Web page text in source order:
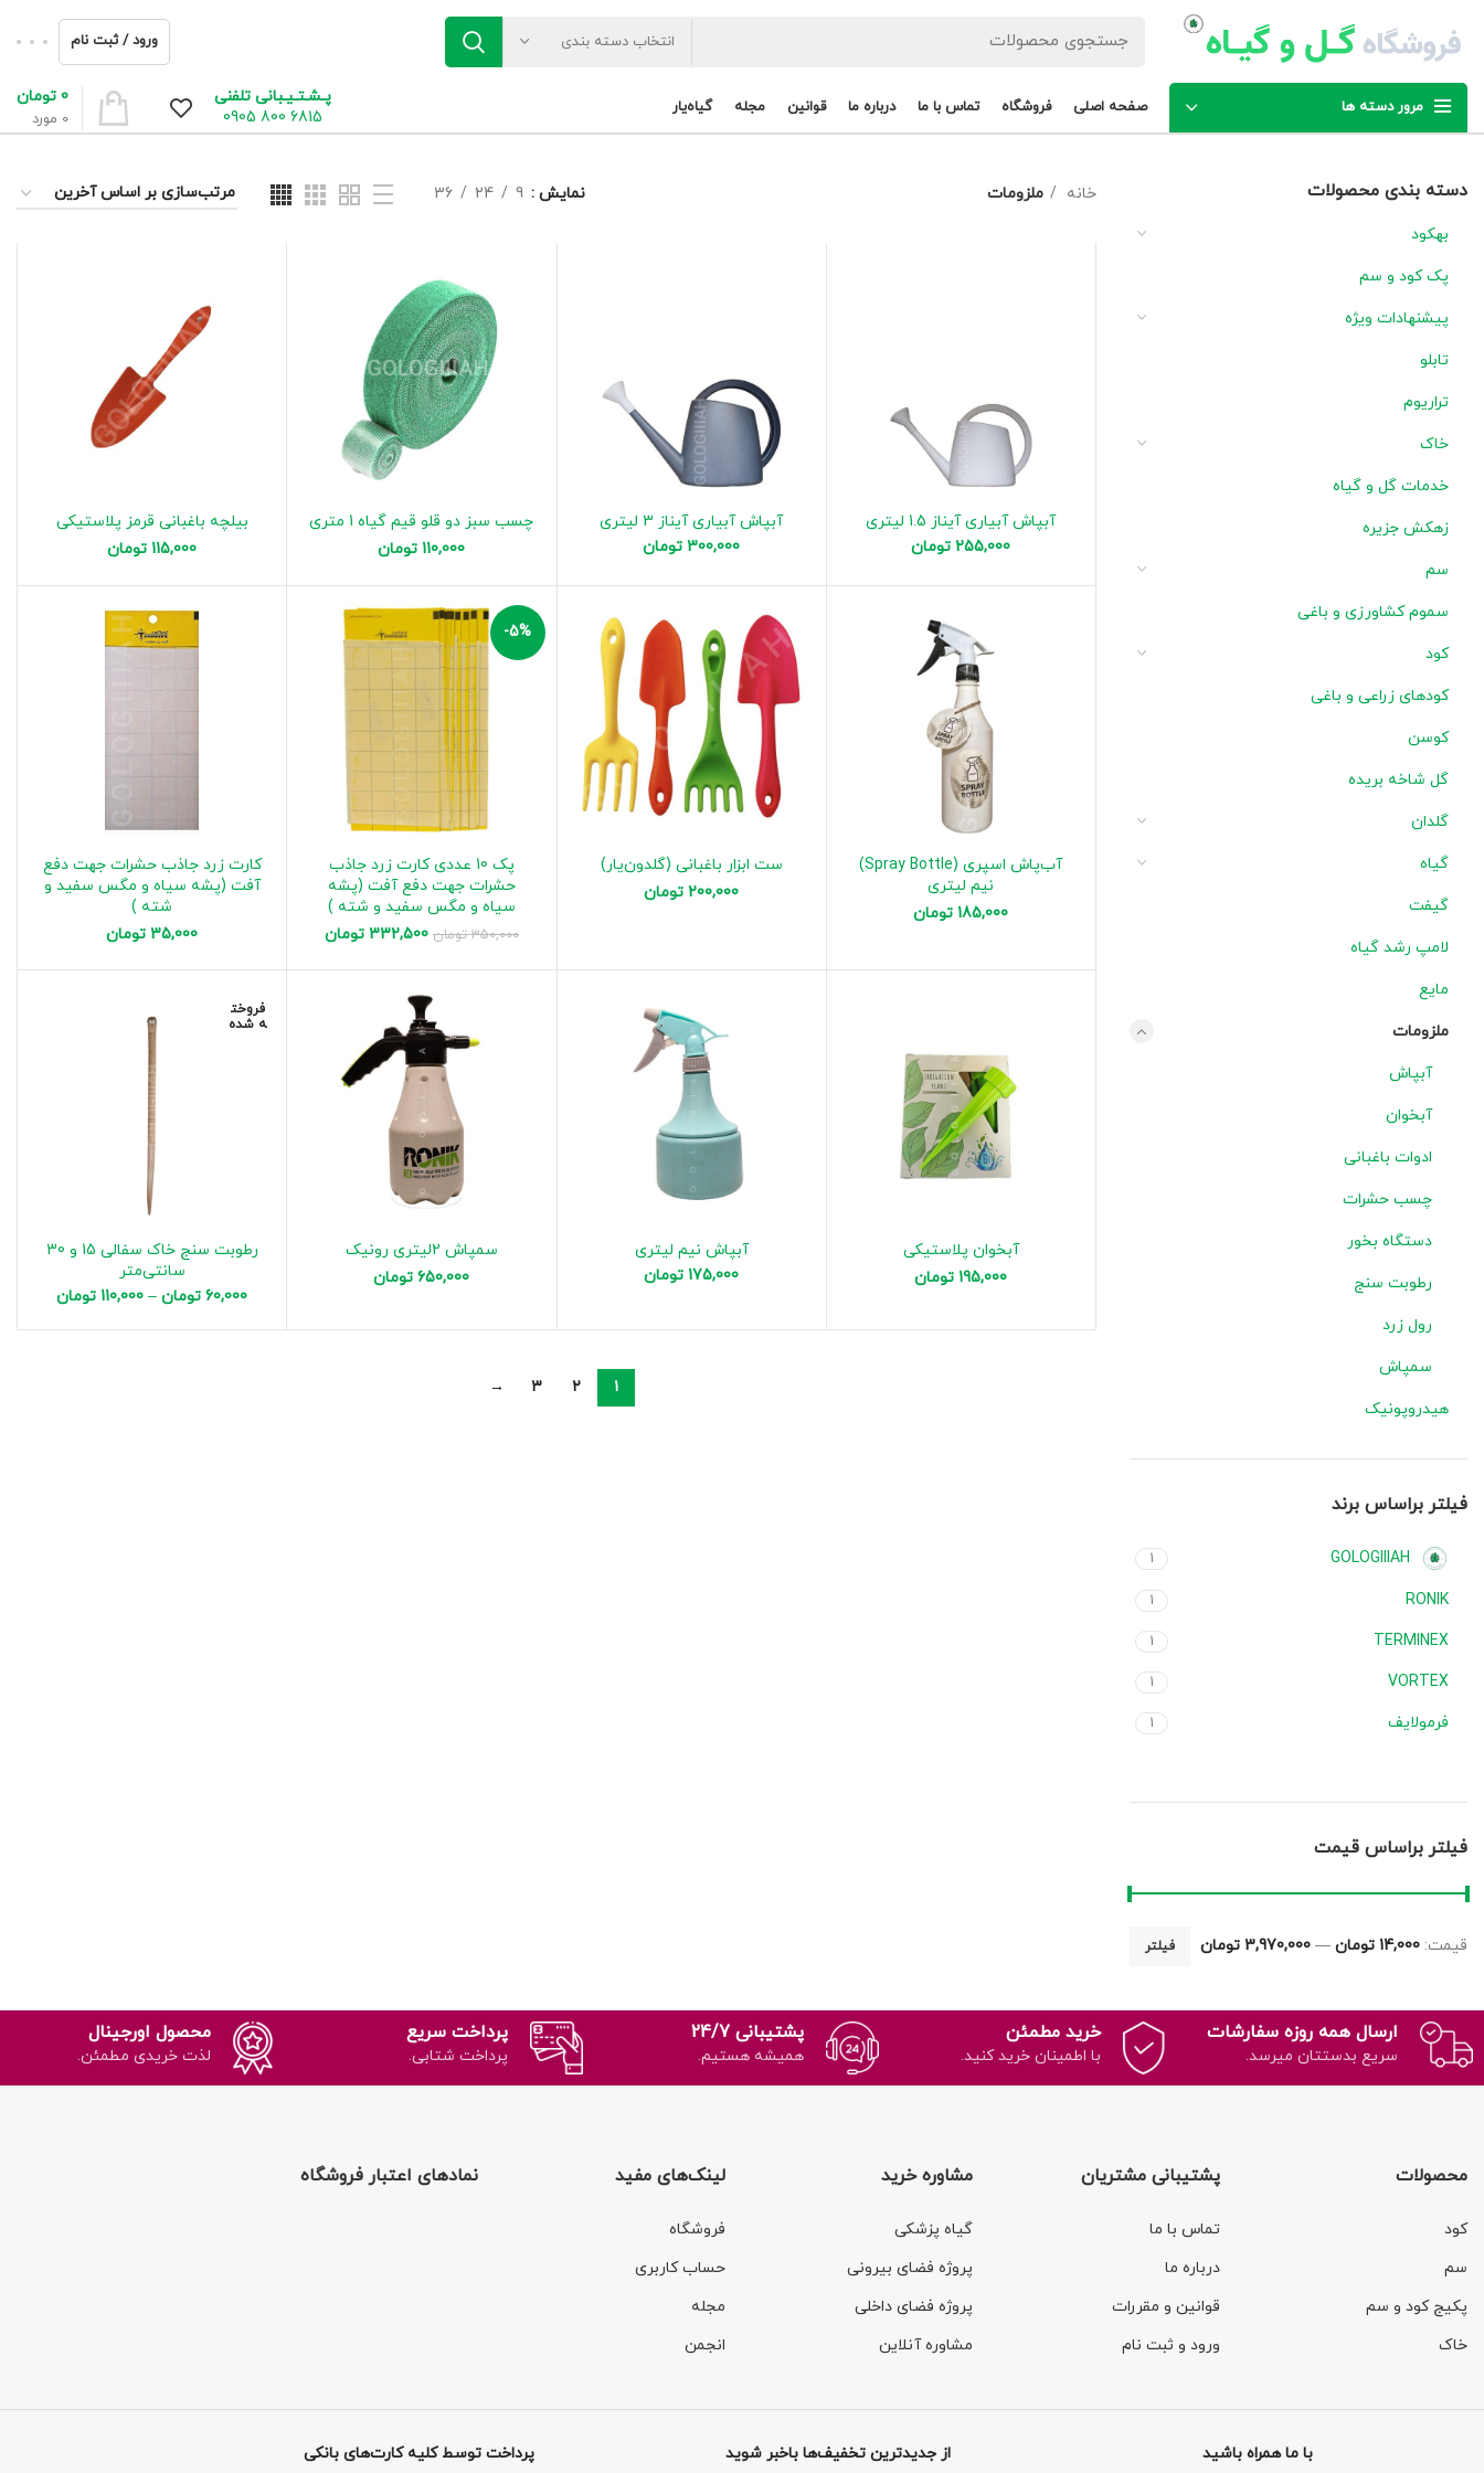
انتخاب دسته بندی ورود / ثبت نام
مرور دسته ها صفحه اصلی فروشگاه تماس با ما درباره ما قوانین مجله گیاه‌یار
پـشـتـیـبانی تلفنی
6815 800 0905
0 مورد
0 تومان
دسته بندی محصولات
بهکود
پک کود و سم
پیشنهادات ویژه
تابلو
تراریوم
خاک
خدمات گل و گیاه
زهکش جزیره
سم
سموم کشاورزی و باغی
کود
کودهای زراعی و باغی
کوسن
گل شاخه بریده
گلدان
گیاه
گیفت
لامپ رشد گیاه
مایع
ملزومات
آبپاش
آبخوان
ادوات باغبانی
چسب حشرات
دستگاه بخور
رطوبت سنج
رول زرد
سمپاش
هیدروپونیک
فیلتر براساس برند
GOLOGIIIAH
1
RONIK
1
TERMINEX
1
VORTEX
1
فرمولایف 1
فیلتر براساس قیمت
فیلتر قیمت: 14,000 تومان — 3,970,000 تومان
خانه ملزومات نمایش 9
24
36
آبپاش آبیاری آیناز 1.5 لیتری
255,000 تومان
آبپاش آبیاری آیناز 3 لیتری
300,000 تومان
چسب سبز دو قلو قیم گیاه 1 متری
110,000 تومان
بیلچه باغبانی قرمز پلاستیکی
115,000 تومان
آب‌پاش اسپری (Spray Bottle)
نیم لیتری
185,000 تومان
ست ابزار باغبانی (گلدون‌یار)
200,000 تومان
-5%
پک 10 عددی کارت زرد جاذب
حشرات جهت دفع آفت (پشه
سیاه و مگس سفید و شته )
350,000 تومان 332,500 تومان
کارت زرد جاذب حشرات جهت دفع
آفت (پشه سیاه و مگس سفید و
شته )
35,000 تومان
آبخوان پلاستیکی
195,000 تومان
آبپاش نیم لیتری
175,000 تومان
سمپاش 2لیتری رونیک
650,000 تومان
فروخت
ه شده
رطوبت سنج خاک سفالی 15 و 30
سانتی‌متر
60,000 تومان –
110,000 تومان
۱ ۲ ۳ →
ارسال همه روزه سفارشات
سریع بدستتان میرسد.
خرید مطمئن
با اطمینان خرید کنید.
پشتیبانی 24/7
همیشه هستیم.
پرداخت سریع
پرداخت شتابی.
محصول اورجینال
لذت خریدی مطمئن.
محصولات
کود
سم
پکیج کود و سم
خاک
پشتیبانی مشتریان
تماس با ما
درباره ما
قوانین و مقررات
ورود و ثبت نام
مشاوره خرید
گیاه پزشکی
پروژه فضای بیرونی
پروژه فضای داخلی
مشاوره آنلاین
لینک‌های مفید
فروشگاه
حساب کاربری
مجله
انجمن
نمادهای اعتبار فروشگاه
با ما همراه باشید از جدیدترین تخفیف‌ها باخبر شوید پرداخت توسط کلیه کارت‌های بانکی